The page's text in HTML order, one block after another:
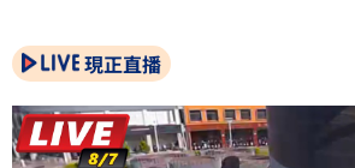
現正直播